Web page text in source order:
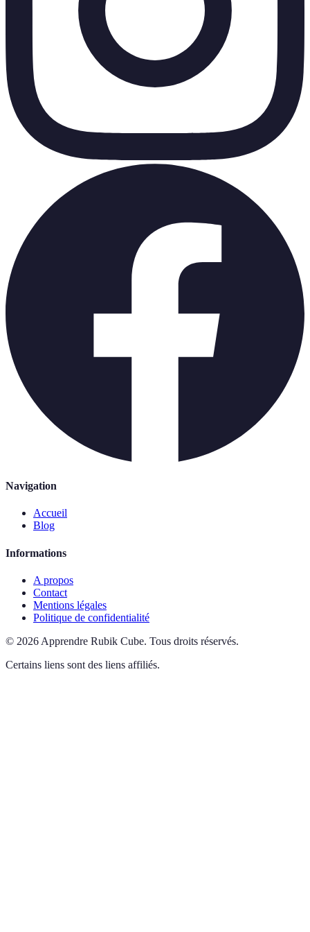
Navigation
Accueil
Blog
Informations
A propos
Contact
Mentions légales
Politique de confidentialité
© 2026 Apprendre Rubik Cube. Tous droits réservés.
Certains liens sont des liens affiliés.